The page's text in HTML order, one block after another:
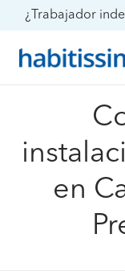
¿Trabajador
en